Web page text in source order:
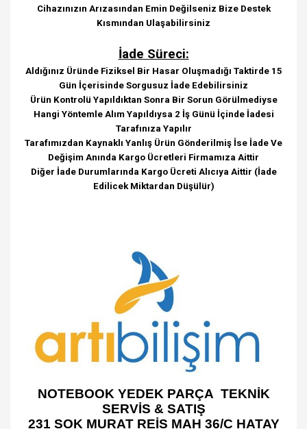
Cihazınızın Arızasından Emin Değilseniz Bize Destek
Kısmından Ulaşabilirsiniz
İade Süreci:
Aldığınız Üründe Fiziksel Bir Hasar Oluşmadığı Taktirde 15
Gün İçerisinde Sorgusuz İade Edebilirsiniz
Ürün Kontrolü Yapıldıktan Sonra Bir Sorun Görülmediyse
Hangi Yöntemle Alım Yapıldıysa 2 İş Günü İçinde İadesi
Tarafınıza Yapılır
Tarafımızdan Kaynaklı Yanlış Ürün Gönderilmiş İse İade Ve
Değişim Anında Kargo Ücretleri Firmamıza Aittir
Diğer İade Durumlarında Kargo Ücreti Alıcıya Aittir (İade
Edilicek Miktardan Düşülür)
NOTEBOOK YEDEK PARÇA TEKNİK
SERVİS & SATIŞ
231 SOK MURAT REİS MAH 36/C HATAY